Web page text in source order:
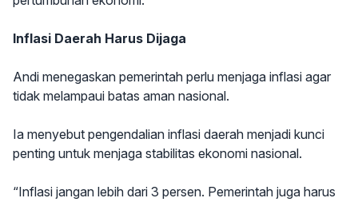
Inflasi Daerah Harus Dijaga
Andi menegaskan pemerintah perlu menjaga inflasi agar
tidak melampaui batas aman nasional.
Ia menyebut pengendalian inflasi daerah menjadi kunci
penting untuk menjaga stabilitas ekonomi nasional.
“Inflasi jangan lebih dari 3 persen. Pemerintah juga harus